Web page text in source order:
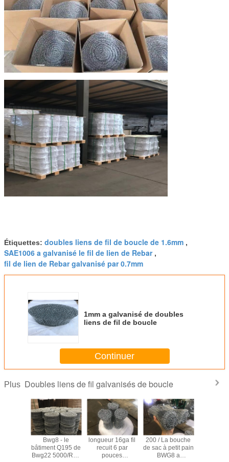
Étiquettes: doubles liens de fil de boucle de 1.6mm ,
SAE1006 a galvanisé le fil de lien de Rebar,
fil de lien de Rebar galvanisé par 0.7mm
1mm a galvanisé de doubles
liens de fil de boucle
Continuer
Plus Doubles liens de fil galvanisés de boucle
Bwg8 - le
bâtiment Q195 de
Bwg22 5000/Roll
longueur 16ga fil
recuit 6 par
pouces
200 / La bouche
de sac à petit pain
BWG8 a